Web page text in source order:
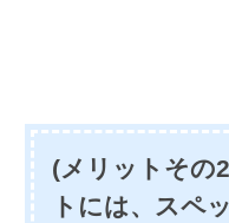
(メリットその
トには、スペ